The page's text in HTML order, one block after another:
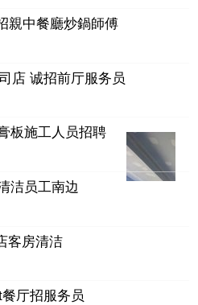
親中餐廳炒鍋師傅
店 诚招前厅服务员
板施工人员招聘
洁员工南边
客房清洁
厅招服务员